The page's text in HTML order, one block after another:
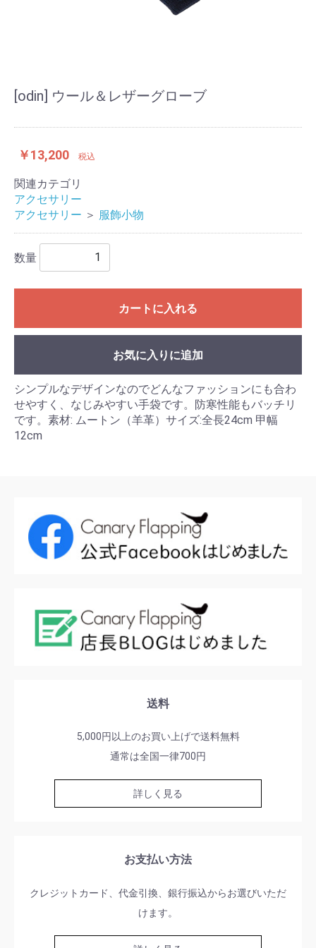
[odin] ウール＆レザーグローブ
￥13,200 税込
関連カテゴリ
アクセサリー
アクセサリー ＞ 服飾小物
数量
カートに入れる
お気に入りに追加
シンプルなデザインなのでどんなファッションにも合わ
せやすく、なじみやすい手袋です。防寒性能もバッチリ
です。素材: ムートン（羊革）サイズ:全長24cm 甲幅
12cm
送料
5,000円以上のお買い上げで送料無料
通常は全国一律700円
詳しく見る
お支払い方法
クレジットカード、代金引換、銀行振込からお選びいただ
けます。